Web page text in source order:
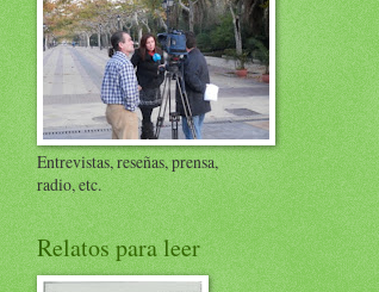
Entrevistas, reseñas, prensa,
radio, etc.
Relatos para leer